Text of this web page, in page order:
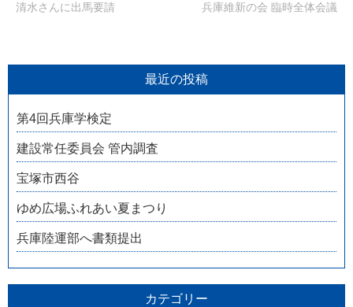
清水さんに出馬要請 兵庫維新の会 臨時全体会議
最近の投稿
第4回兵庫学検定
建設常任委員会 管内調査
宝塚市西谷
ゆめ広場ふれあい夏まつり
兵庫陸運部へ書類提出
カテゴリー